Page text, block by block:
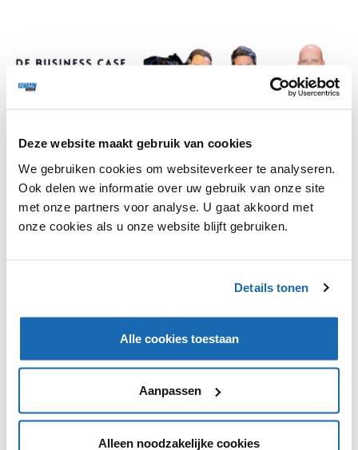
Deze website maakt gebruik van cookies
We gebruiken cookies om websiteverkeer te analyseren.
Ook delen we informatie over uw gebruik van onze site
met onze partners voor analyse. U gaat akkoord met
onze cookies als u onze website blijft gebruiken.
Details tonen
Alle cookies toestaan
Aanpassen
Alleen noodzakelijke cookies
RUBEN BROODCOORENS 30 JULI 2021 290
Vandaag bespreken we de uiterst succesvolle BBQ
1